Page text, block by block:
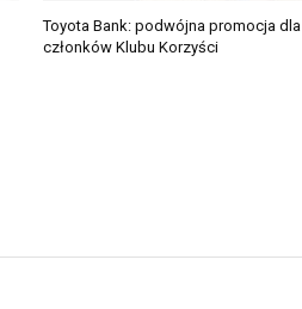
Toyota Bank: podwójna promocja dla
członków Klubu Korzyści